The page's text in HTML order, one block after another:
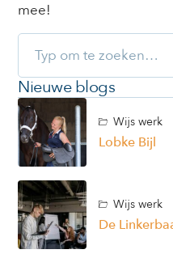
mee!
Nieuwe blogs
Wijs werk
Lobke Bijl
Wijs werk
De